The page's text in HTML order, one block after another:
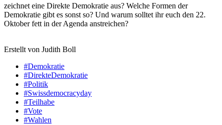
zeichnet eine Direkte Demokratie aus? Welche Formen der
Demokratie gibt es sonst so? Und warum solltet ihr euch den 22.
Oktober fett in der Agenda anstreichen?
Erstellt von Judith Boll
#Demokratie
#DirekteDemokratie
#Politik
#Swissdemocracyday
#Teilhabe
#Vote
#Wahlen